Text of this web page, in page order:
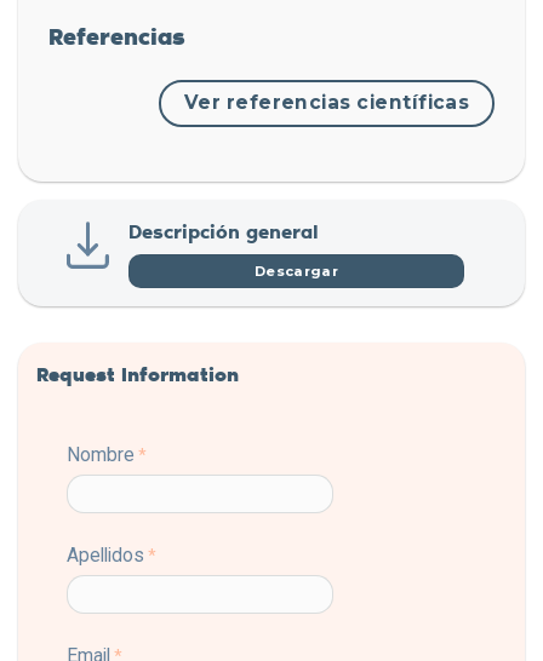
Referencias
Ver referencias científicas
Descripción general
Descargar
Request Information